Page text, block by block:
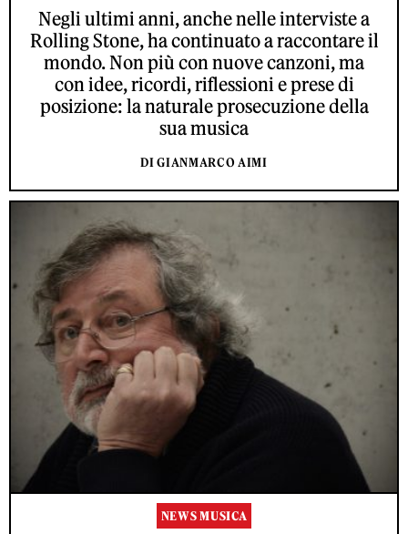
Negli ultimi anni, anche nelle interviste a
Rolling Stone, ha continuato a raccontare il
mondo. Non più con nuove canzoni, ma
con idee, ricordi, riflessioni e prese di
posizione: la naturale prosecuzione della
sua musica
DI GIANMARCO AIMI
NEWS MUSICA